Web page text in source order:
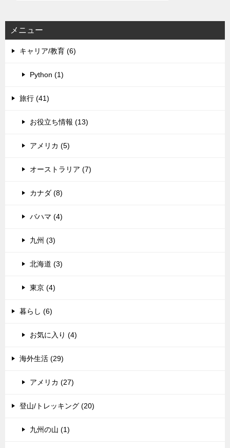
メニュー
キャリア/教育 (6)
Python (1)
旅行 (41)
お役立ち情報 (13)
アメリカ (5)
オーストラリア (7)
カナダ (8)
バハマ (4)
九州 (3)
北海道 (3)
東京 (4)
暮らし (6)
お気に入り (4)
海外生活 (29)
アメリカ (27)
登山/トレッキング (20)
九州の山 (1)